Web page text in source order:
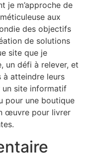
je m’approche de
aux
des objectifs
de solutions
site que je
un défi à relever, et
à atteindre leurs
un site informatif
pour une boutique
œuvre pour livrer